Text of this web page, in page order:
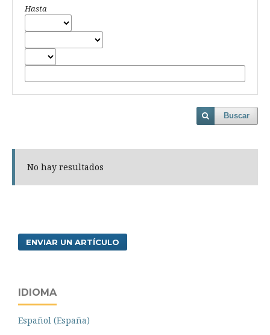
Hasta
Buscar
No hay resultados
ENVIAR UN ARTÍCULO
IDIOMA
Español (España)